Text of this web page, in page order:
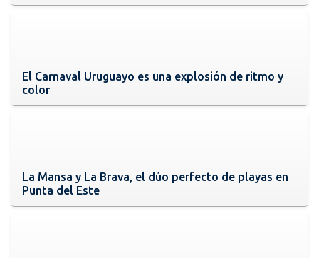
El Carnaval Uruguayo es una explosión de ritmo y
color
La Mansa y La Brava, el dúo perfecto de playas en
Punta del Este